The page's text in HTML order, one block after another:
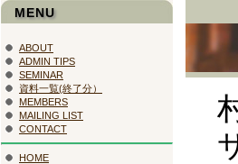
MENU
ABOUT
ADMIN TIPS
SEMINAR
資料一覧(終了分）
MEMBERS
MAILING LIST
CONTACT
HOME